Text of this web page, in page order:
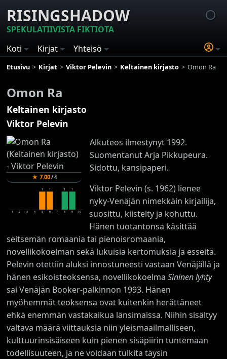
RISINGSHADOW
SPEKULATIIVISTA FIKTIOTA
Koti
Kirjat Yhteisö
Etusivu Kirjat Viktor Pelevin Keltainen kirjasto Omon Ra
Omon Ra
Keltainen kirjasto
Viktor Pelevin
★ 7.00/4
1 2 3 4
1
5
1
6 7
1
8
1
9 10
Alkuteos ilmestynyt 1992.
Suomentanut Arja Pikkupeura.
Sidottu, kansipaperi.
Viktor Pelevin (s. 1962) lienee
nyky-Venäjän nimekkäin kirjailija,
suosittu, kiistelty ja kohuttu.
Hänen tuotantonsa käsittää
seitsemän romaania tai pienoisromaania,
novellikokoelman sekä lukuisia kertomuksia ja esseitä.
Pelevin otettiin aluksi innostuneesti vastaan Venäjällä ja
hänen esikoisteoksensa, novellikokoelmaSininen lyhty
sai Venäjän Booker-palkinnon 1993. Hänen
myöhemmät teoksensa ovat kuitenkin herättäneet
ehkä enemmän vastakaikua länsimaissa. Niihin sisältyy
valtava määrä viittauksia niin yleismaailmalliseen,
kulttuurinsisäiseen kuin pienen sisäpiirin tuntemaan
todellisuuteen, ja ne voidaan tulkita täysin